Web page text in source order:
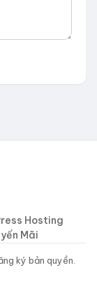
Hosting
Mãi
ký bản quyền.